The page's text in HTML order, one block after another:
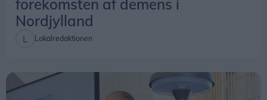
forekomsten af demens i
Nordjylland
Lokalredaktionen